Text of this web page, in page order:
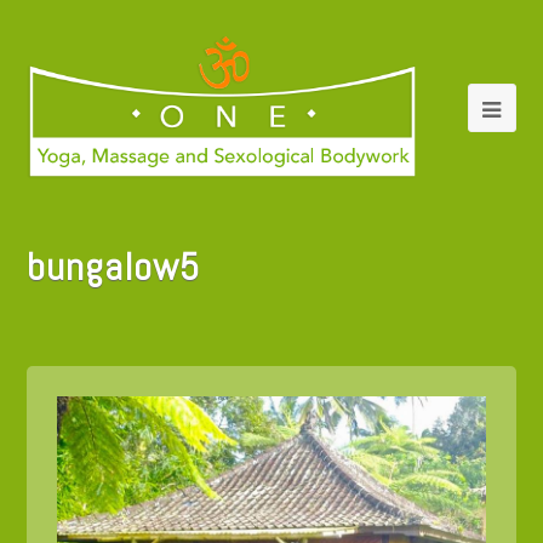
bungalow5